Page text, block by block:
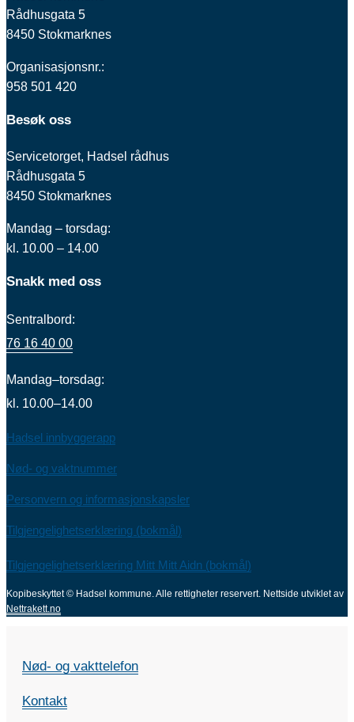
Rådhusgata 5
8450 Stokmarknes
Organisasjonsnr.:
958 501 420
Besøk oss
Servicetorget, Hadsel rådhus
Rådhusgata 5
8450 Stokmarknes
Mandag – torsdag:
kl. 10.00 – 14.00
Snakk med oss
Sentralbord:
76 16 40 00
Mandag–torsdag:
kl. 10.00–14.00
Hadsel innbyggerapp
Nød- og vaktnummer
Personvern og informasjonskapsler
Tilgjengelighetserklæring (bokmål)
Tilgjengelighetserklæring Mitt Mitt Aidn (bokmål)
Kopibeskyttet © Hadsel kommune. Alle rettigheter reservert. Nettside utviklet av
Nettrakett.no
Nød- og vakttelefon
Kontakt